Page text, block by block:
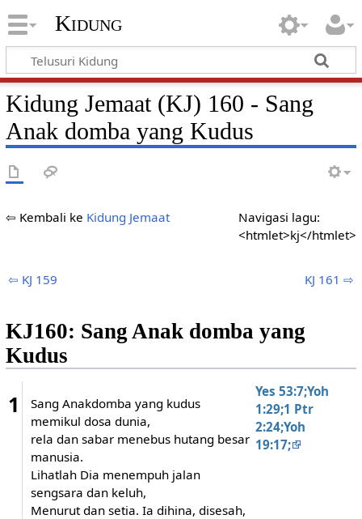
Kidung
Kidung Jemaat (KJ) 160 - Sang
Anak domba yang Kudus
Navigasi lagu:
<htmlet>kj</htmlet>
⇦ Kembali ke Kidung Jemaat
⇦ KJ 159 KJ 161 ⇨
KJ160: Sang Anak domba yang
Kudus
1
Sang Anakdomba yang kudus
memikul dosa dunia,
rela dan sabar menebus hutang besar
manusia.
Lihatlah Dia menempuh jalan
sengsara dan keluh,
Menurut dan setia. Ia dihina, disesah,
Yes 53:7;Yoh
1:29;1 Ptr
2:24;Yoh
19:17;